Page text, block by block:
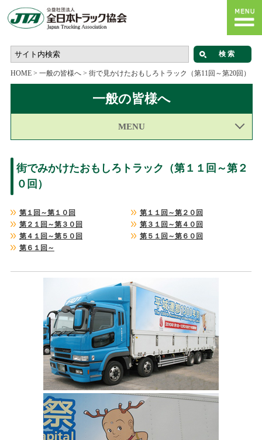
HOME> 一般の皆様へ> 街で見かけたおもしろトラック（第11回～第20回）
一般の皆様へ
MENU
街でみかけたおもしろトラック（第１１回～第２
０回）
第１回～第１０回
第１１回～第２０回
第２１回～第３０回
第３１回～第４０回
第４１回～第５０回
第５１回～第６０回
第６１回～